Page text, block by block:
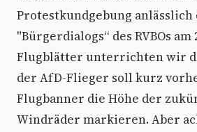
Protestkundgebung anlässlich
"Bürgerdialogs“ des RVBOs am
Flugblätter unterrichten wir
der AfD-Flieger soll kurz
Flugbanner die Höhe der
Windräder markieren. Aber